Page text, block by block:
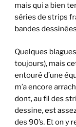
mais qui a bien
séries de strips
bandes dessinées
Quelques
toujours), mais
entouré d’une
m’a encore
dont, au fil des
dessine, est
des 90’s. Et on y